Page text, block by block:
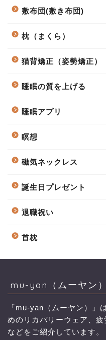
敷布団(敷き布団)
枕（まくら）
猫背矯正（姿勢矯正）
睡眠の質を上げる
睡眠アプリ
瞑想
磁気ネックレス
誕生日プレゼント
退職祝い
首枕
mu-yan（ムーヤン
「mu-yan（ムーヤン）」
めのリカバリーウェア、
などをご紹介しています。